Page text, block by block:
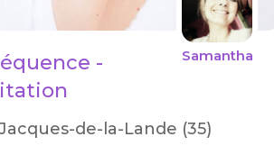
Samantha
-
de-la-Lande (35)